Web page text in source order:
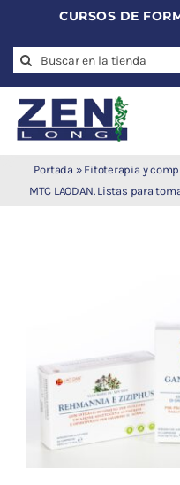
content
Search
for:
Laserpuntura
Cromoterapia
Fisioterapia
Portada » Fitoterapia y
MTC LAODAN. Listas para